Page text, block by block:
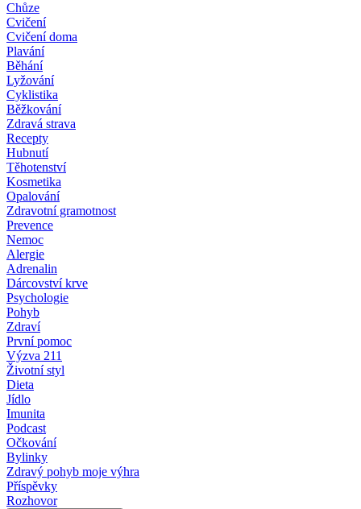
Chůze
Cvičení
Cvičení doma
Plavání
Běhání
Lyžování
Cyklistika
Běžkování
Zdravá strava
Recepty
Hubnutí
Těhotenství
Kosmetika
Opalování
Zdravotní gramotnost
Prevence
Nemoc
Alergie
Adrenalin
Dárcovství krve
Psychologie
Pohyb
Zdraví
První pomoc
Výzva 211
Životní styl
Dieta
Jídlo
Imunita
Podcast
Očkování
Bylinky
Zdravý pohyb moje výhra
Příspěvky
Rozhovor